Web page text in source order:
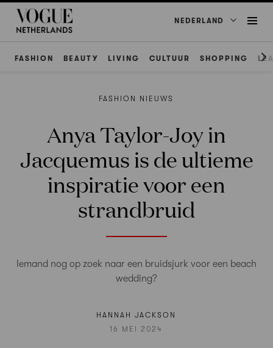
NEDERLAND
FASHION BEAUTY LIVING CULTUUR SHOPPING
FASHION NIEUWS
Anya Taylor-Joy in
Jacquemus is de ultieme
inspiratie voor een
strandbruid
Iemand nog op zoek naar een bruidsjurk voor een beach
wedding?
HANNAH JACKSON
16 MEI 2024